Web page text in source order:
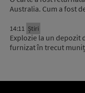
Australia. Cum a fost
14:11 Știri
Explozie la un depozit
furnizat în trecut